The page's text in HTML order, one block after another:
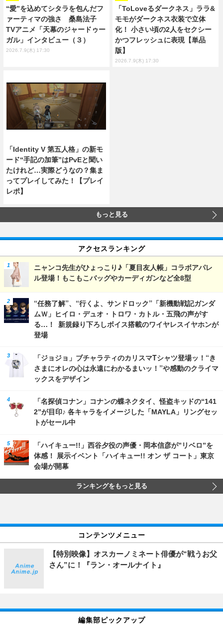
“愛”を込めてシタラを包んだフ
ァーティマの強さ 桑島法子
TVアニメ「天幕のジャードゥー
ガル」インタビュー（３）
2026.7.9(木) 17:30
「ToLoveるダークネス」ララ&
モモがダークネス衣装で立体
化！ 小さい頃の2人をセクシー
かつフレッシュに表現【単品
版】
2026.7.9(木) 17:30
「Identity V 第五人格」の新モ
ード“手記の加筆”はPvEと聞い
たけれど…実際どうなの？集ま
ってプレイしてみた！【プレイ
レポ】
もっと見る
アクセスランキング
ニャンコ先生がひょっこり♪「夏目友人帳」コラボアパレ
ル登場！もこもこバッグやカーディガンなど全8型
“任務了解”、“行くよ、サンドロック”「新機動戦記ガンダ
ムＷ」ヒイロ・デュオ・トロワ・カトル・五飛の声がす
る…！ 新規録り下ろしボイス搭載のワイヤレスイヤホンが
登場
「ジョジョ」ブチャラティのカリスマTシャツ登場ッ！“き
さまにオレの心は永遠にわかるまいッ！”や感動のクライマ
ックスをデザイン
「名探偵コナン」コナンの蝶ネクタイ、怪盗キッドの“141
2”が目印♪ 各キャラをイメージした「MAYLA」リングセッ
トがセール中
「ハイキュー!!」西谷夕役の声優・岡本信彦が”リベロ”を
体感！ 展示イベント「ハイキュー!! オン ザ コート」東京
会場が開幕
ランキングをもっと見る
コンテンツメニュー
【特別映像】オスカーノミネート俳優が“戦うお父
さん”に！『ラン・オールナイト』
編集部ピックアップ